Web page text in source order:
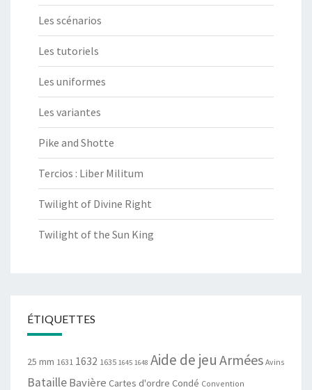
Les scénarios
Les tutoriels
Les uniformes
Les variantes
Pike and Shotte
Tercios : Liber Militum
Twilight of Divine Right
Twilight of the Sun King
ÉTIQUETTES
25 mm 1631 1632 1635 1645 1648 Aide de jeu Armées Avins
BatailleBavière Cartes d'ordre Condé Convention